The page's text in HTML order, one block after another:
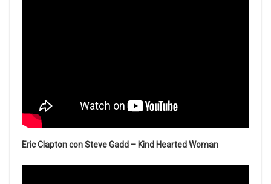
Eric Clapton con Steve Gadd – Kind Hearted Woman